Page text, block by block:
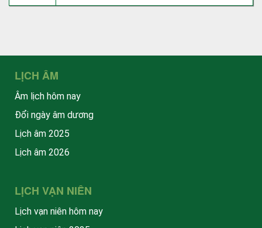
LỊCH ÂM
Âm lịch hôm nay
Đổi ngày âm dương
Lịch âm 2025
Lịch âm 2026
LỊCH VẠN NIÊN
Lịch vạn niên hôm nay